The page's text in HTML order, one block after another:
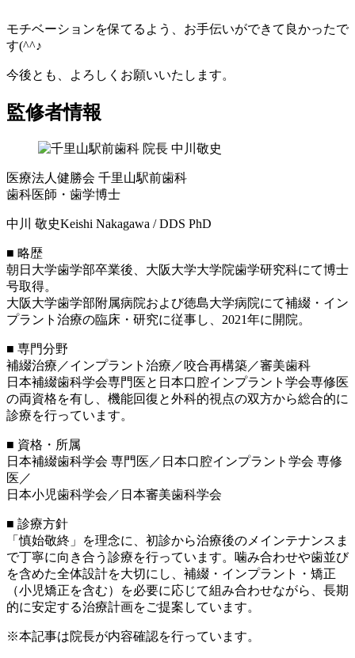
モチベーションを保てるよう、お手伝いができて良かったで
す(^^♪
今後とも、よろしくお願いいたします。
監修者情報
医療法人健勝会 千里山駅前歯科
歯科医師・歯学博士
中川 敬史Keishi Nakagawa / DDS PhD
■ 略歴
朝日大学歯学部卒業後、大阪大学大学院歯学研究科にて博士
号取得。
大阪大学歯学部附属病院および徳島大学病院にて補綴・イン
プラント治療の臨床・研究に従事し、2021年に開院。
■ 専門分野
補綴治療／インプラント治療／咬合再構築／審美歯科
日本補綴歯科学会専門医と日本口腔インプラント学会専修医
の両資格を有し、機能回復と外科的視点の双方から総合的に
診療を行っています。
■ 資格・所属
日本補綴歯科学会 専門医／日本口腔インプラント学会 専修
医／
日本小児歯科学会／日本審美歯科学会
■ 診療方針
「慎始敬終」を理念に、初診から治療後のメインテナンスま
で丁寧に向き合う診療を行っています。噛み合わせや歯並び
を含めた全体設計を大切にし、補綴・インプラント・矯正
（小児矯正を含む）を必要に応じて組み合わせながら、長期
的に安定する治療計画をご提案しています。
※本記事は院長が内容確認を行っています。